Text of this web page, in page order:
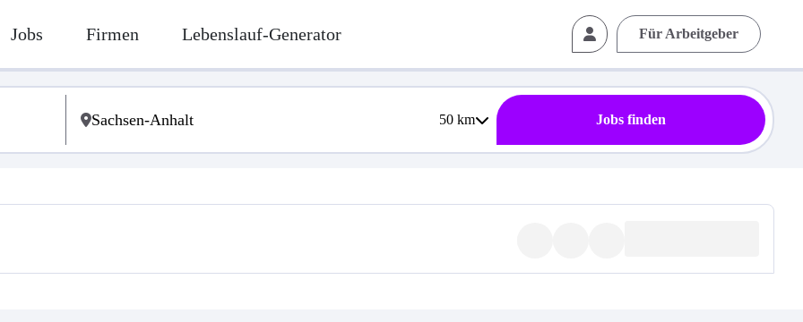
Jobs Firmen Lebenslauf-Generator Für Arbeitgeber
50km Jobs finden